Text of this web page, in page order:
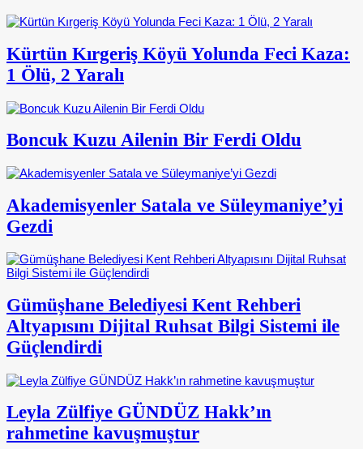
Kürtün Kırgeriş Köyü Yolunda Feci Kaza:
1 Ölü, 2 Yaralı
Boncuk Kuzu Ailenin Bir Ferdi Oldu
Akademisyenler Satala ve Süleymaniye’yi
Gezdi
Gümüşhane Belediyesi Kent Rehberi
Altyapısını Dijital Ruhsat Bilgi Sistemi ile
Güçlendirdi
Leyla Zülfiye GÜNDÜZ Hakk’ın
rahmetine kavuşmuştur